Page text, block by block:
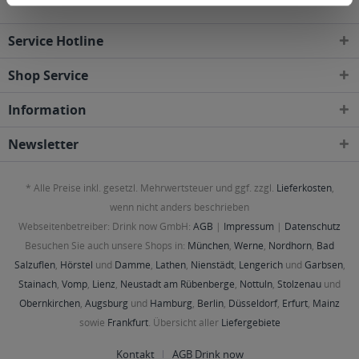
Service Hotline
Shop Service
Information
Newsletter
* Alle Preise inkl. gesetzl. Mehrwertsteuer und ggf. zzgl. Lieferkosten,
wenn nicht anders beschrieben
Webseitenbetreiber: Drink now GmbH: AGB | Impressum | Datenschutz
Besuchen Sie auch unsere Shops in: München, Werne, Nordhorn, Bad
Salzuflen, Hörstel und Damme, Lathen, Nienstädt, Lengerichund Garbsen,
Stainach, Vomp, Lienz, Neustadt am Rübenberge, Nottuln, Stolzenau und
Obernkirchen, Augsburg und Hamburg, Berlin, Düsseldorf, Erfurt, Mainz
sowie Frankfurt. Übersicht aller Liefergebiete
Kontakt AGB Drink now